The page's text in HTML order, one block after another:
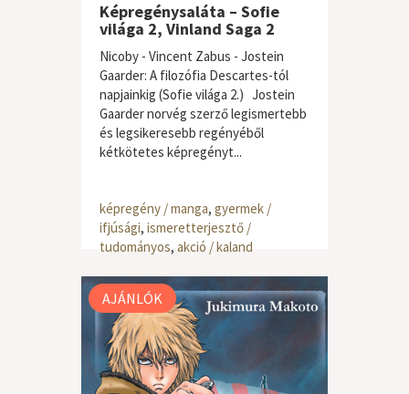
Képregénysaláta – Sofie
világa 2, Vinland Saga 2
Nicoby - Vincent Zabus - Jostein
Gaarder: A ​filozófia Descartes-tól
napjainkig (Sofie világa 2.) Jostein
Gaarder norvég szerző legismertebb
és legsikeresebb regényéből
kétkötetes képregényt...
képregény / manga, gyermek /
ifjúsági, ismeretterjesztő /
tudományos, akció / kaland
AJÁNLÓK